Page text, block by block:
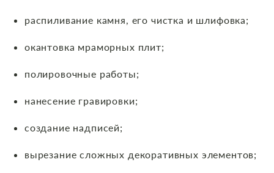
распиливание камня, его чистка и шлифовка;
окантовка мраморных плит;
полировочные работы;
нанесение гравировки;
создание надписей;
вырезание сложных декоративных элементов;